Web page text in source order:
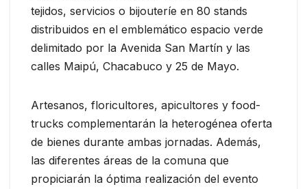
tejidos, servicios o bijouteríe en 80 stands
distribuidos en el emblemático espacio verde
delimitado por la Avenida San Martín y las
calles Maipú, Chacabuco y 25 de Mayo.
Artesanos, floricultores, apicultores y food-
trucks complementarán la heterogénea oferta
de bienes durante ambas jornadas. Además,
las diferentes áreas de la comuna que
propiciarán la óptima realización del evento